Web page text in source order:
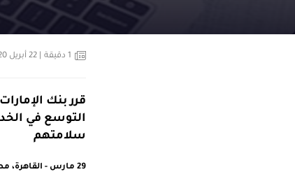
1 دقيقة | 22 أبريل 2020
قرر بنك
التوسع في
سلامتهم
29 مارس - القاهرة، مصر